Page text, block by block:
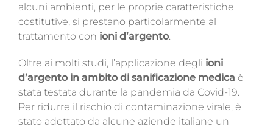
alcuni ambienti, per le proprie caratteristiche
costitutive, si prestano particolarmente al
trattamento con ioni d’argento.
Oltre ai molti studi, l’applicazione degli ioni
d’argento in ambito di sanificazione medica è
stata testata durante la pandemia da Covid-19.
Per ridurre il rischio di contaminazione virale, è
stato adottato da alcune aziende italiane un